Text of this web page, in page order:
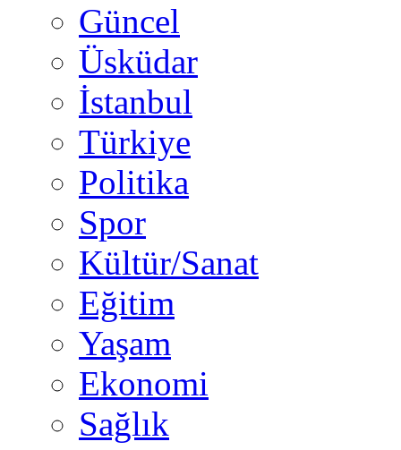
Güncel
Üsküdar
İstanbul
Türkiye
Politika
Spor
Kültür/Sanat
Eğitim
Yaşam
Ekonomi
Sağlık